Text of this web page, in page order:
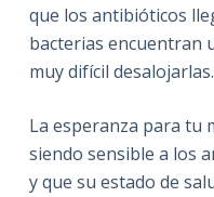
que los antibióticos
bacterias encuentran
muy difícil desalojarlas.
La esperanza para tu
siendo sensible a los
y que su estado de